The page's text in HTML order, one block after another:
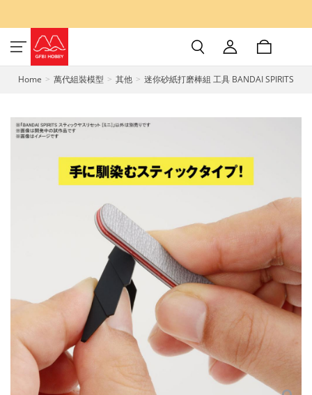
Home 萬代組裝模型 其他 迷你砂紙打磨棒組 工具 BANDAI SPIRITS